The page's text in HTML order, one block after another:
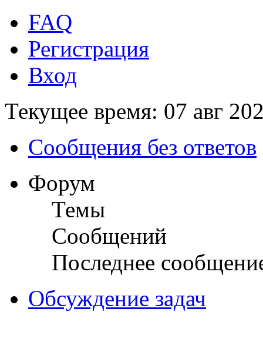
FAQ
Регистрация
Вход
Текущее время: 07 авг
Сообщения без ответов
Форум
Темы
Сообщений
Последнее
Обсуждение задач